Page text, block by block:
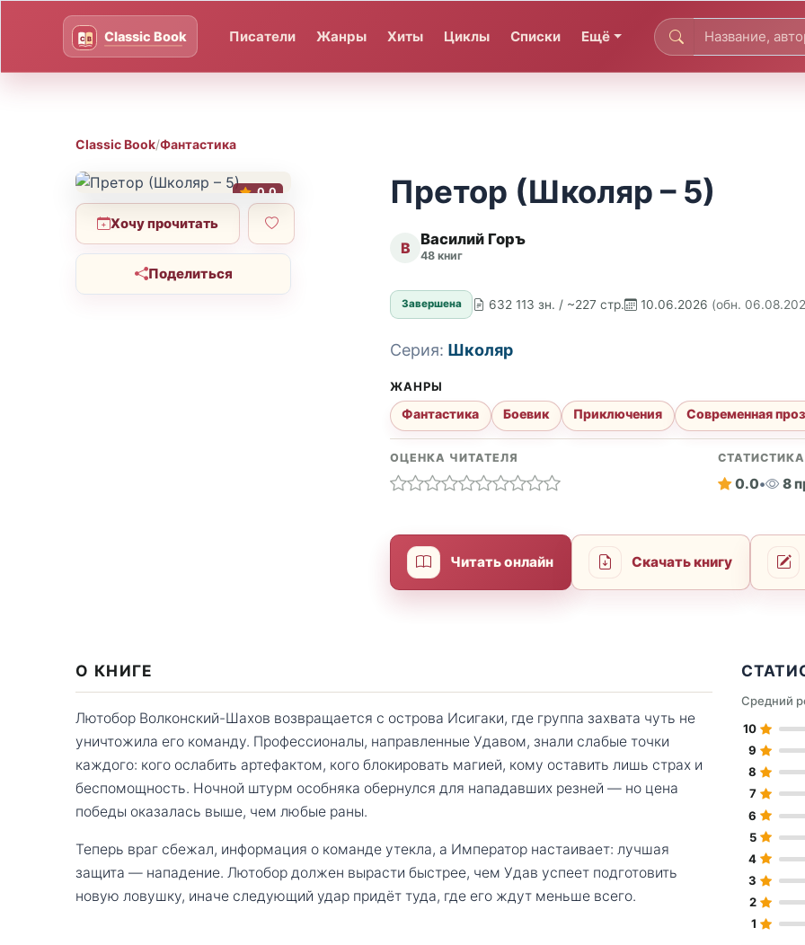
Писатели Жанры Хиты Циклы Списки Ещё
Classic Book/Фантастика
0.0
Хочу прочитать
Поделиться
Претор (Школяр – 5)
В Василий Горъ
48 книг
Завершена 632 113 зн. / ~227 стр. 10.06.2026 (обн.
Серия: Школяр
ЖАНРЫ
Фантастика Боевик Приключения Современная
ОЦЕНКА ЧИТАТЕЛЯ СТАТИСТИКА
0.0• 8
Читать онлайн Скачать книгу
О КНИГЕ
Лютобор Волконский-Шахов возвращается с острова Исигаки, где группа захвата чуть не
уничтожила его команду. Профессионалы, направленные Удавом, знали слабые точки
каждого: кого ослабить артефактом, кого блокировать магией, кому оставить лишь страх и
беспомощность. Ночной штурм особняка обернулся для нападавших резней — но цена
победы оказалась выше, чем любые раны.
Теперь враг сбежал, информация о команде утекла, а Император настаивает: лучшая
защита — нападение. Лютобор должен вырасти быстрее, чем Удав успеет подготовить
новую ловушку, иначе следующий удар придёт туда, где его ждут меньше всего.
Средний
10
9
8
7
6
5
4
3
2
1